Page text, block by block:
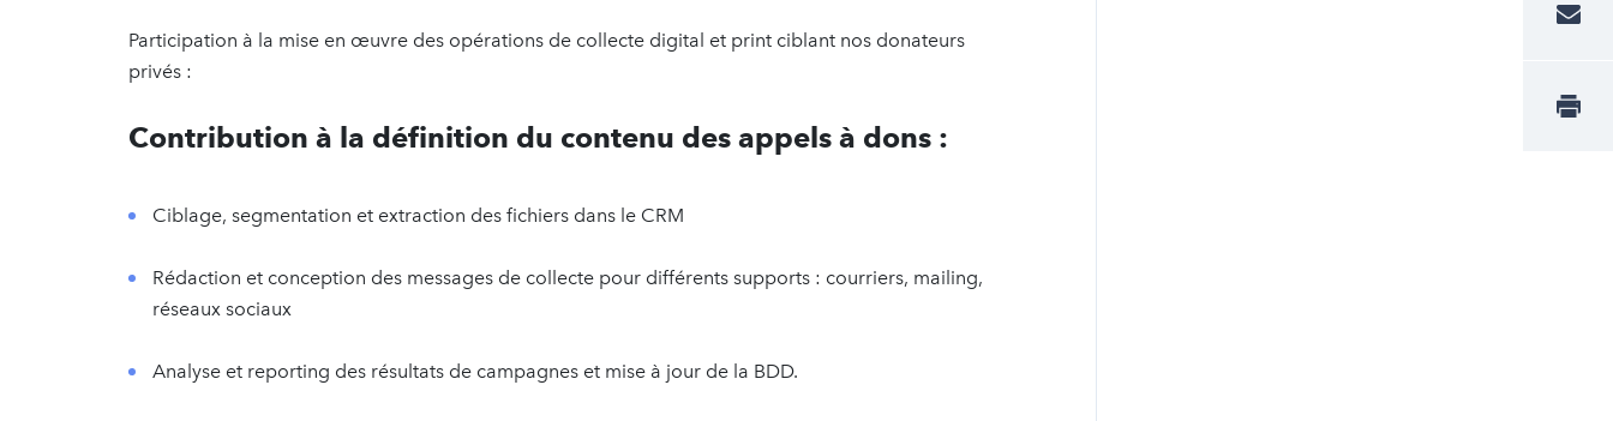
Participation à la mise en œuvre des opérations de collecte digital et print ciblant nos donateurs
privés :
Contribution à la définition du contenu des appels à dons :
Ciblage, segmentation et extraction des fichiers dans le CRM
Rédaction et conception des messages de collecte pour différents supports : courriers, mailing,
réseaux sociaux
Analyse et reporting des résultats de campagnes et mise à jour de la BDD.